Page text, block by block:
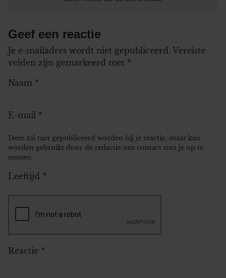
Geef een reactie
Je e-mailadres wordt niet gepubliceerd. Vereiste
velden zijn gemarkeerd met *
Naam *
E-mail *
Deze zal niet gepubliceerd worden bij je reactie, maar kan
worden gebruikt door de redactie om contact met je op te
nemen.
Leeftijd *
Reactie *